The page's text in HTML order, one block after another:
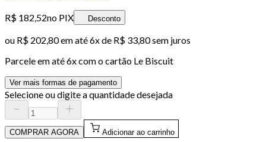
R$ 182,52no PIX Desconto
ou R$ 202,80em até6x de R$ 33,80 sem juros
Parcele em até6x com o cartão Le Biscuit
Ver mais formas de pagamento
Selecione ou digite a quantidade desejada
COMPRAR AGORA Adicionar ao carrinho